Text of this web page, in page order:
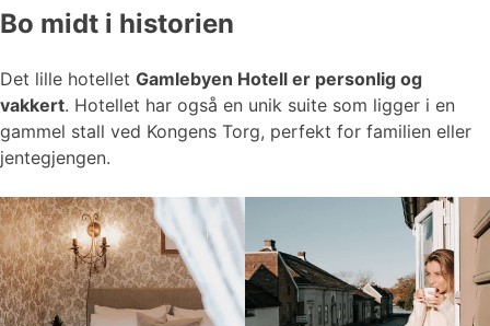
Bo midt i historien
Det lille hotellet Gamlebyen Hotell er personlig og
vakkert. Hotellet har også en unik suite som ligger i en
gammel stall ved Kongens Torg, perfekt for familien eller
jentegjengen.